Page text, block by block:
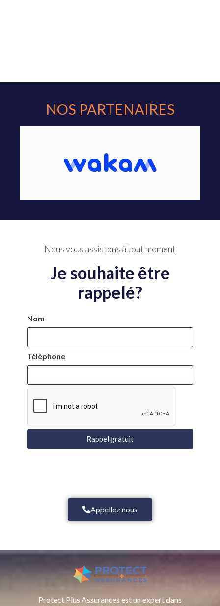
NOS PARTENAIRES
Nous vous assistons à tout moment
Je souhaite être
rappelé?
Nom
Téléphone
Rappel gratuit
Appellez nous
Protect Plus Assurances est un expert dans